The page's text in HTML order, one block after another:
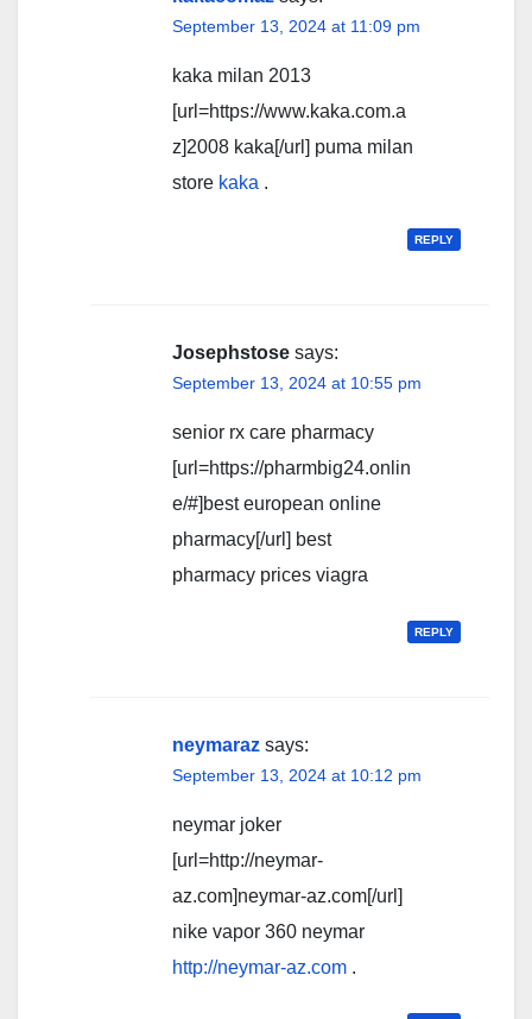
September 13, 2024 at 11:09 pm
kaka milan 2013
[url=https://www.kaka.com.a
z]2008 kaka[/url] puma milan
store kaka .
REPLY
Josephstose says:
September 13, 2024 at 10:55 pm
senior rx care pharmacy
[url=https://pharmbig24.onlin
e/#]best european online
pharmacy[/url] best
pharmacy prices viagra
REPLY
neymaraz says:
September 13, 2024 at 10:12 pm
neymar joker
[url=http://neymar-
az.com]neymar-az.com[/url]
nike vapor 360 neymar
http://neymar-az.com .